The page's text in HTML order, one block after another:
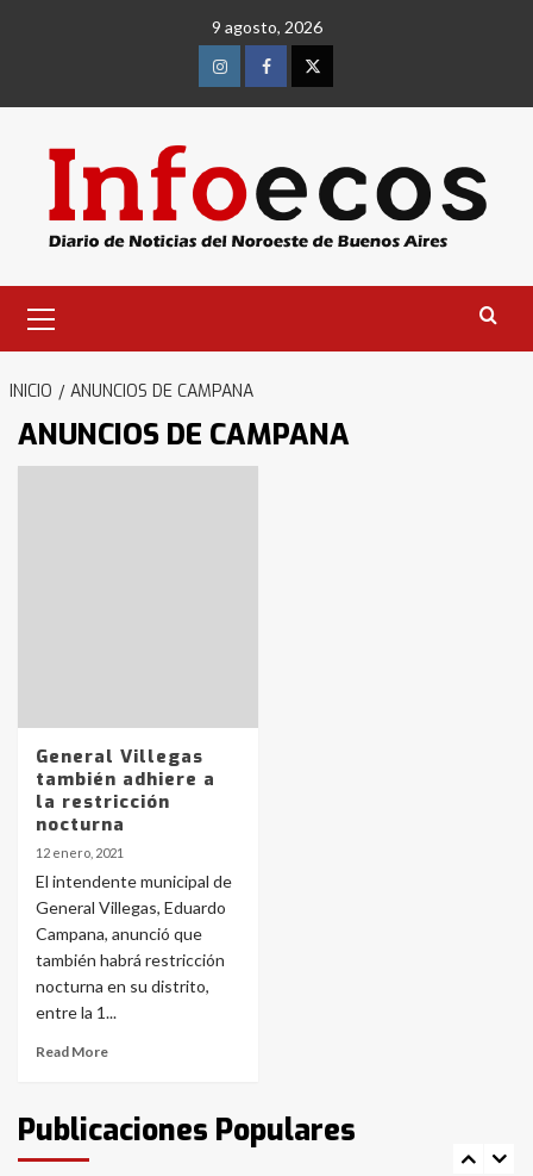
9 agosto, 2026
InstagramFacebookTwitter
primario
INICIO ANUNCIOS DE CAMPANA
ANUNCIOS DE CAMPANA
General Villegas
también adhiere a
la restricción
nocturna
12 enero, 2021
El intendente municipal de
General Villegas, Eduardo
Campana, anunció que
también habrá restricción
nocturna en su distrito,
entre la 1...
Read More
Publicaciones Populares
4
5
6
La Bolsa de Cereales de Bahía
Blanca anticipa que Agosto vendrá
con lluvias y heladas, en gran parte
fueron detenidos por
comercialización de drogas en la
tarde del sábado